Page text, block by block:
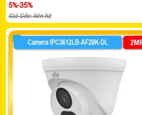
5%-35%
Giá Gốc: liên hệ